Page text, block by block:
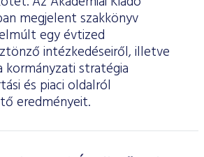
megjelent szakkönyv
egy évtized
intézkedéseiről, illetve
kormányzati stratégia
és piaci oldalról
eredményeit.